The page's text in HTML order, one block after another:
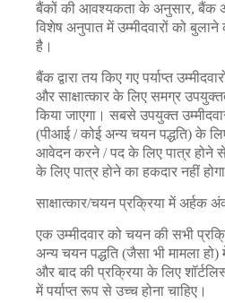
बैंकों की आवश्यकता के अनुसार, बैंक
विशेष अनुपात में उम्मीदवारों को
है।
बैंक द्वारा तय किए गए पर्याप्त
और साक्षात्कार के लिए समग्र
किया जाएगा। सबसे उपयुक्त
(पीआई / कोई अन्य चयन पद्धति) के
आवेदन करने / पद के लिए पात्र होने से
के लिए पात्र होने का हकदार नहीं
साक्षात्कार/चयन प्रक्रिया में अर्हक
एक उम्मीदवार को चयन की सभी
अन्य चयन पद्धति (जैसा भी मामला हो)
और बाद की प्रक्रिया के लिए
में पर्याप्त रूप से उच्च होना चाहिए।